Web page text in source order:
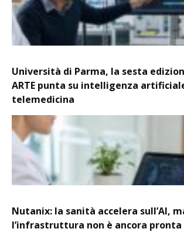
Università di Parma, la sesta
ARTE punta su intelligenza
telemedicina
Nutanix: la sanità accelera sull’AI,
l’infrastruttura non è ancora pronta